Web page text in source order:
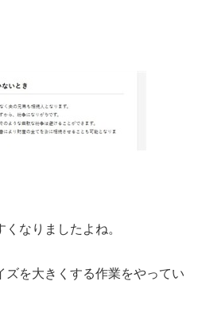
なりましたよね。
ズを大きくする作業をやってい